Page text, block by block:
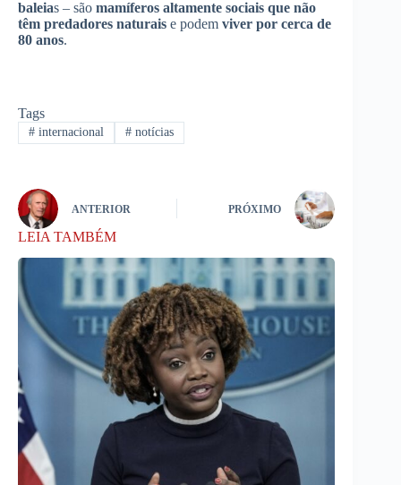
baleias – são mamíferos altamente sociais que não
têm predadores naturais e podem viver por cerca de
80 anos.
Tags
#internacional #notícias
ANTERIOR PRÓXIMO
LEIA TAMBÉM